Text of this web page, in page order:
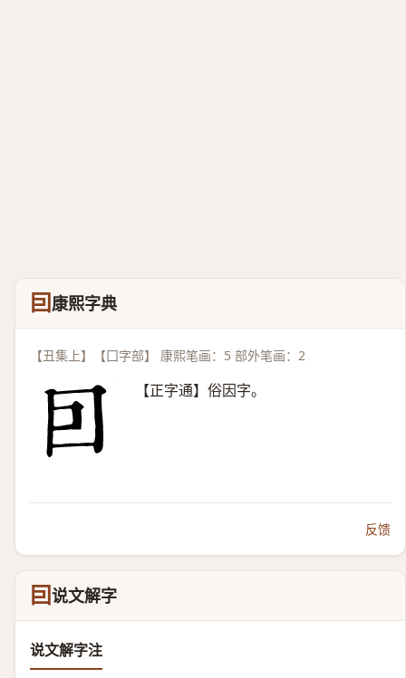
囙 康熙字典
【丑集上】【囗字部】 康熙笔画：5 部外笔画：2
【正字通】俗因字。
反馈
囙说文解字
说文解字注